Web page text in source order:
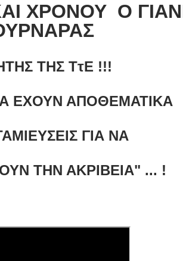
ΧΡΟΝΟΥ Ο
ΤΗΣ ΤτΕ !!!
ΕΧΟΥΝ ΑΠΟΘΕΜΑΤΙΚΑ
ΓΙΑ ΝΑ
ΤΗΝ ΑΚΡΙΒΕΙΑ" ... !